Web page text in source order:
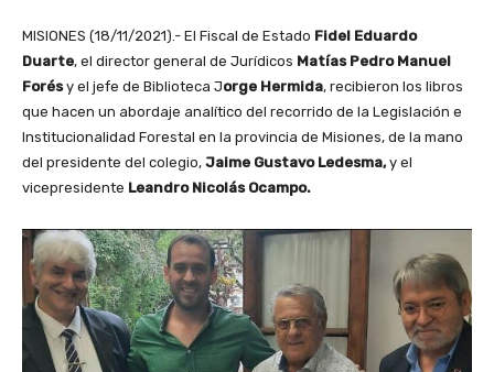
MISIONES (18/11/2021).- El Fiscal de Estado Fidel Eduardo
Duarte, el director general de Jurídicos Matías Pedro Manuel
Forésy el jefe de Biblioteca Jorge Hermida, recibieron los libros
que hacen un abordaje analítico del recorrido de la Legislación e
Institucionalidad Forestal en la provincia de Misiones, de la mano
del presidente del colegio, Jaime Gustavo Ledesma,y el
vicepresidente Leandro Nicolás Ocampo.